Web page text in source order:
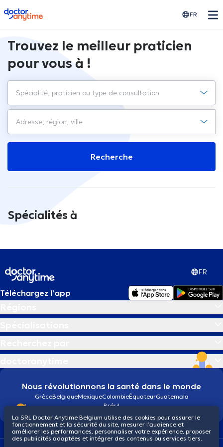
doctoranytime FR
Trouvez le meilleur praticien
pour vous à !
Recherche
Spécialités à
FR
Téléchargez l’app
Nous révolutionnons la santé dans le monde
GrèceBelgiqueMexiqueColombieÉquateurGuatemala
Brésil
La SRL Doctor Anytime Belgium utilise des cookies pour assurer le
fonctionnement et la sécurité du site, mesurer l’audience et
améliorer les performances, personnaliser votre expérience, proposer
des publicités adaptées et intégrer des contenus ou services tiers.